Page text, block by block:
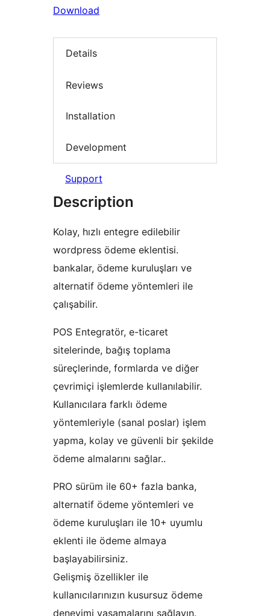
Download
Details
Reviews
Installation
Development
Support
Description
Kolay, hızlı entegre edilebilir
wordpress ödeme eklentisi.
bankalar, ödeme kuruluşları ve
alternatif ödeme yöntemleri ile
çalışabilir.
POS Entegratör, e-ticaret
sitelerinde, bağış toplama
süreçlerinde, formlarda ve diğer
çevrimiçi işlemlerde kullanılabilir.
Kullanıcılara farklı ödeme
yöntemleriyle (sanal poslar) işlem
yapma, kolay ve güvenli bir şekilde
ödeme almalarını sağlar..
PRO sürüm ile 60+ fazla banka,
alternatif ödeme yöntemleri ve
ödeme kuruluşları ile 10+ uyumlu
eklenti ile ödeme almaya
başlayabilirsiniz.
Gelişmiş özellikler ile
kullanıcılarınızın kusursuz ödeme
deneyimi yaşamalarını sağlayın.